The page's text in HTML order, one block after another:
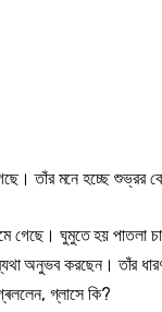
তাঁর মনে হচ্ছে শুভ্রর
গেছে। ঘুমুতে হয় পাতলা
অনুভব করছেন। তাঁর
গ্লাসে কি?